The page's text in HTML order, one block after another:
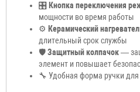
🎛 Кнопка переключения
мощности во время работы
⚙ Керамический
длительный срок службы
🛡Защитный колпачок—
элемент и повышает
🔧 Удобная форма ручки